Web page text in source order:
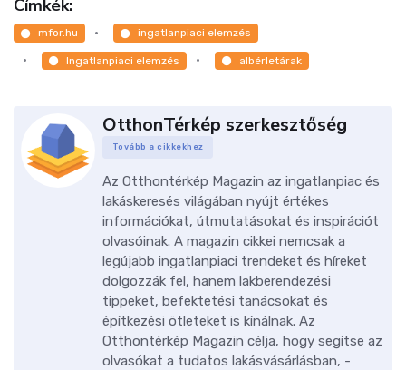
Címkék:
mfor.hu ingatlanpiaci elemzés
Ingatlanpiaci elemzés albérletárak
OtthonTérkép szerkesztőség
Tovább a cikkekhez
Az Otthontérkép Magazin az ingatlanpiac és
lakáskeresés világában nyújt értékes
információkat, útmutatásokat és inspirációt
olvasóinak. A magazin cikkei nemcsak a
legújabb ingatlanpiaci trendeket és híreket
dolgozzák fel, hanem lakberendezési
tippeket, befektetési tanácsokat és
építkezési ötleteket is kínálnak. Az
Otthontérkép Magazin célja, hogy segítse az
olvasókat a tudatos lakásvásárlásban, -